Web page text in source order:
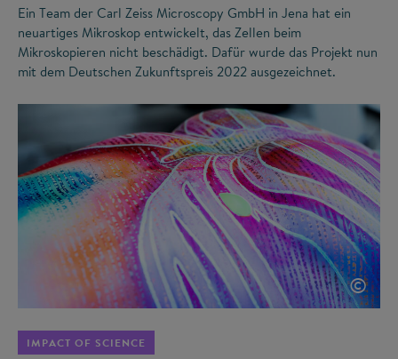
Ein Team der Carl Zeiss Microscopy GmbH in Jena hat ein
neuartiges Mikroskop entwickelt, das Zellen beim
Mikroskopieren nicht beschädigt. Dafür wurde das Projekt nun
mit dem Deutschen Zukunftspreis 2022 ausgezeichnet.
©
IMPACT OF SCIENCE